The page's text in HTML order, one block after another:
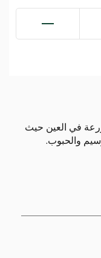
في العين حيث
والحبوب.